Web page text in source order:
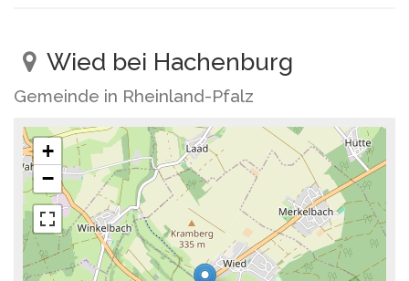
Wied bei Hachenburg
Gemeinde in Rheinland-Pfalz
+
−